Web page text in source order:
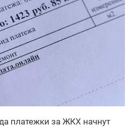
платежки за ЖКХ начнут